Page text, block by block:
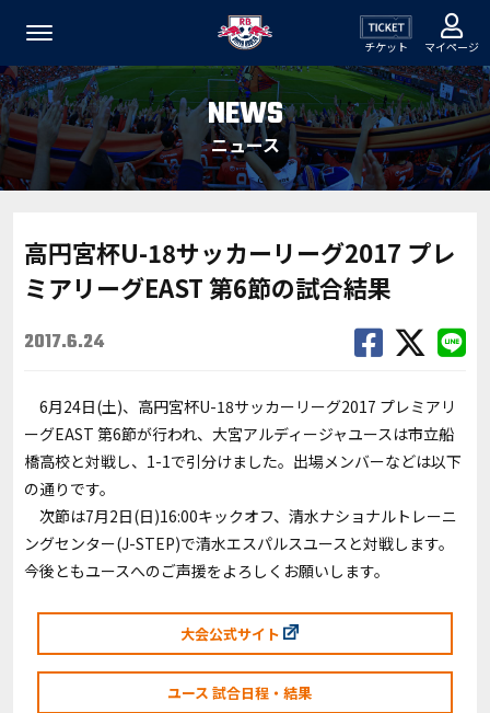
チケット マイページ
NEWS
ニュース
高円宮杯U-18サッカーリーグ2017 プレ
ミアリーグEAST 第6節の試合結果
2017.6.24
6月24日(土)、高円宮杯U-18サッカーリーグ2017 プレミアリ
ーグEAST 第6節が行われ、大宮アルディージャユースは市立船
橋高校と対戦し、1-1で引分けました。出場メンバーなどは以下
の通りです。
次節は7月2日(日)16:00キックオフ、清水ナショナルトレーニ
ングセンター(J-STEP)で清水エスパルスユースと対戦します。
今後ともユースへのご声援をよろしくお願いします。
大会公式サイト
ユース 試合日程・結果